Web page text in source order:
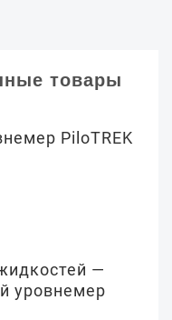
товары
PiloTREK
—
уровнемер